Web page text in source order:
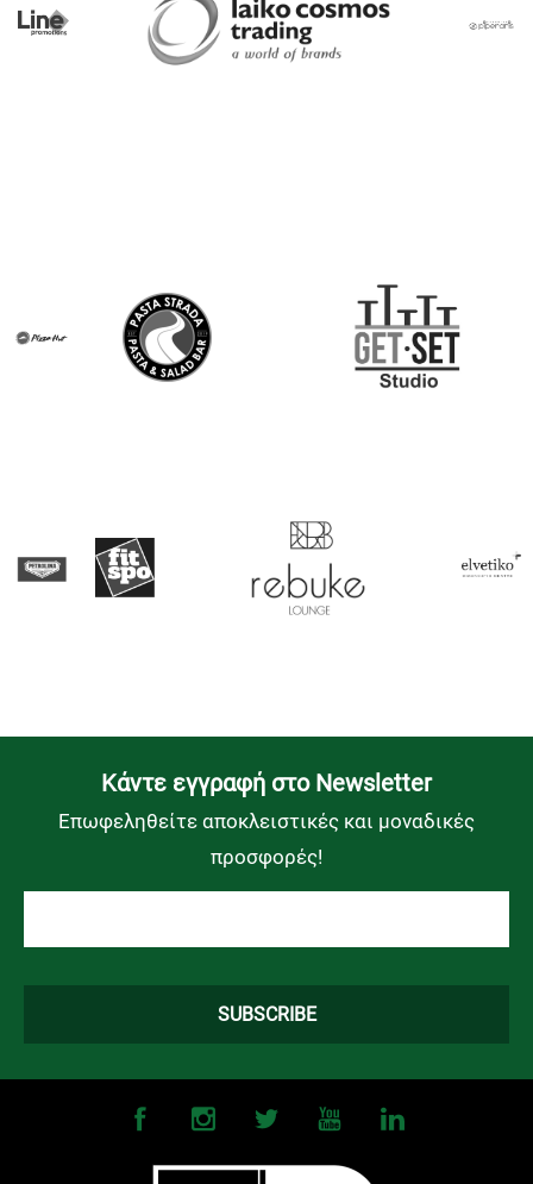
Kάντε εγγραφή στο Newsletter
Επωφεληθείτε αποκλειστικές και μοναδικές
προσφορές!